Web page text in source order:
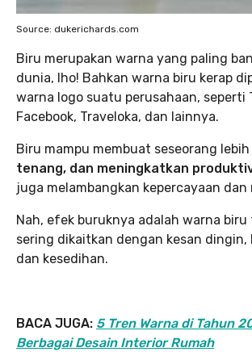
Source: dukerichards.com
Biru merupakan warna yang paling
dunia, lho! Bahkan warna biru kerap
warna logo suatu perusahaan, seperti
Facebook, Traveloka, dan lainnya.
Biru mampu membuat seseorang lebih
tenang, dan meningkatkan
juga melambangkan kepercayaan dan
Nah, efek buruknya adalah warna
sering dikaitkan dengan kesan dingin,
dan kesedihan.
BACA JUGA: 5 Tren Warna di Tahun
Berbagai Desain Interior Rumah